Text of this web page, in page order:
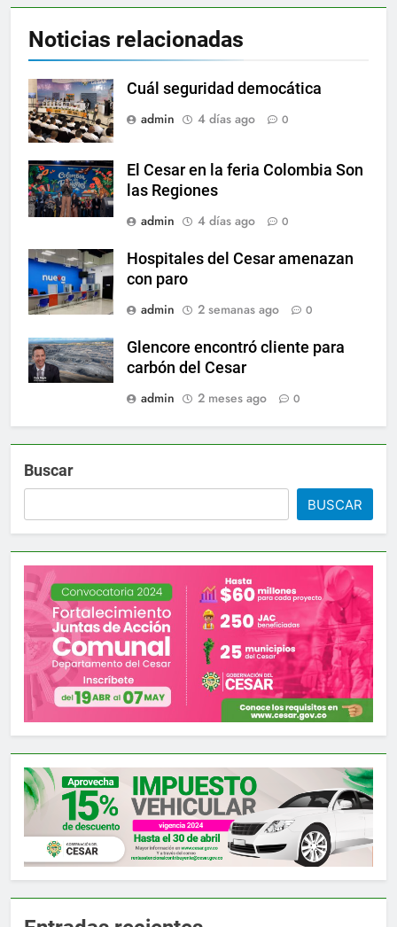
Noticias relacionadas
Cuál seguridad democática
admin
4 días ago 0
El Cesar en la feria Colombia Son
las Regiones
admin
4 días ago 0
Hospitales del Cesar amenazan
con paro
admin
2 semanas ago 0
Glencore encontró cliente para
carbón del Cesar
admin
2 meses ago 0
Buscar
BUSCAR